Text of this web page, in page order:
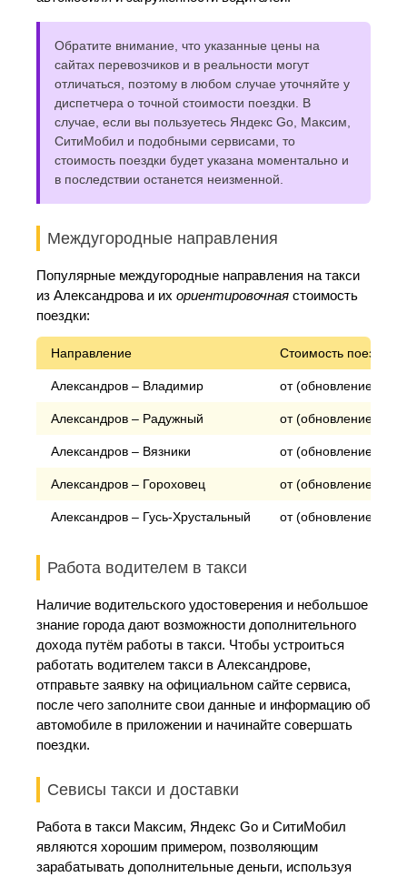
Обратите внимание, что указанные цены на
сайтах перевозчиков и в реальности могут
отличаться, поэтому в любом случае уточняйте у
диспетчера о точной стоимости поездки. В
случае, если вы пользуетесь Яндекс Go, Максим,
СитиМобил и подобными сервисами, то
стоимость поездки будет указана моментально и
в последствии останется неизменной.
Междугородные направления
Популярные междугородные направления на такси
из Александрова и их ориентировочная стоимость
поездки:
Направление Стоимость поездки*
Александров – Владимир от (обновление)
Александров – Радужный от (обновление)
Александров – Вязники от (обновление)
Александров – Гороховец от (обновление)
Александров – Гусь-Хрустальный от (обновление)
Работа водителем в такси
Наличие водительского удостоверения и небольшое
знание города дают возможности дополнительного
дохода путём работы в такси. Чтобы устроиться
работать водителем такси в Александрове,
отправьте заявку на официальном сайте сервиса,
после чего заполните свои данные и информацию об
автомобиле в приложении и начинайте совершать
поездки.
Севисы такси и доставки
Работа в такси Максим, Яндекс Go и СитиМобил
являются хорошим примером, позволяющим
зарабатывать дополнительные деньги, используя